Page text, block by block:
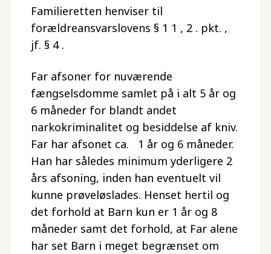
Familieretten henviser til
forældreansvarslovens § 1 1 , 2 . pkt. ,
jf. § 4 .
Far afsoner for nuværende
fængselsdomme samlet på i alt 5 år og
6 måneder for blandt andet
narkokriminalitet og besiddelse af kniv.
Far har afsonet ca. 1 år og 6 måneder.
Han har således minimum yderligere 2
års afsoning, inden han eventuelt vil
kunne prøveløslades. Henset hertil og
det forhold at Barn kun er 1 år og 8
måneder samt det forhold, at Far alene
har set Barn i meget begrænset om